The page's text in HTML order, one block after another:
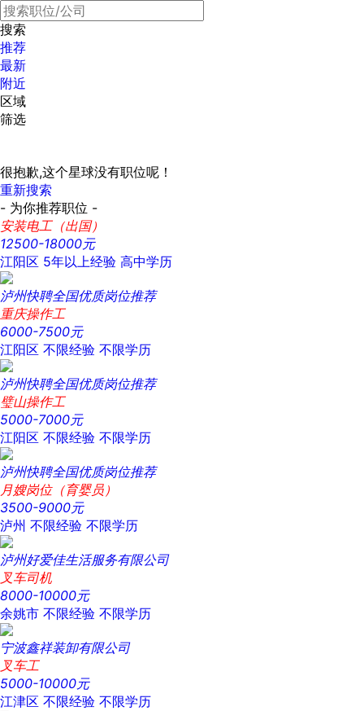
搜索
推荐
最新
附近
区域
筛选
很抱歉,这个星球没有职位呢！
重新搜索
- 为你推荐职位 -
安装电工（出国）
12500-18000元
江阳区 5年以上经验 高中学历
泸州快聘全国优质岗位推荐
重庆操作工
6000-7500元
江阳区 不限经验 不限学历
泸州快聘全国优质岗位推荐
璧山操作工
5000-7000元
江阳区 不限经验 不限学历
泸州快聘全国优质岗位推荐
月嫂岗位（育婴员）
3500-9000元
泸州 不限经验 不限学历
泸州好爱佳生活服务有限公司
叉车司机
8000-10000元
余姚市 不限经验 不限学历
宁波鑫祥装卸有限公司
叉车工
5000-10000元
江津区 不限经验 不限学历